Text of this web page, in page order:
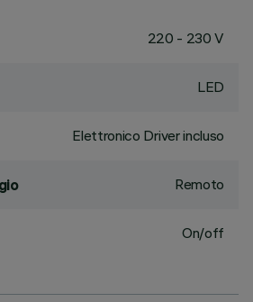
220 - 230 V
LED
Elettronico Driver incluso
Remoto
On/off